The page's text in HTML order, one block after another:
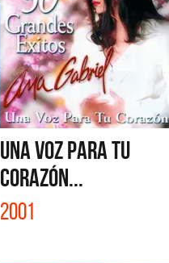
UNA VOZ PARA TU
CORAZÓN...
2001